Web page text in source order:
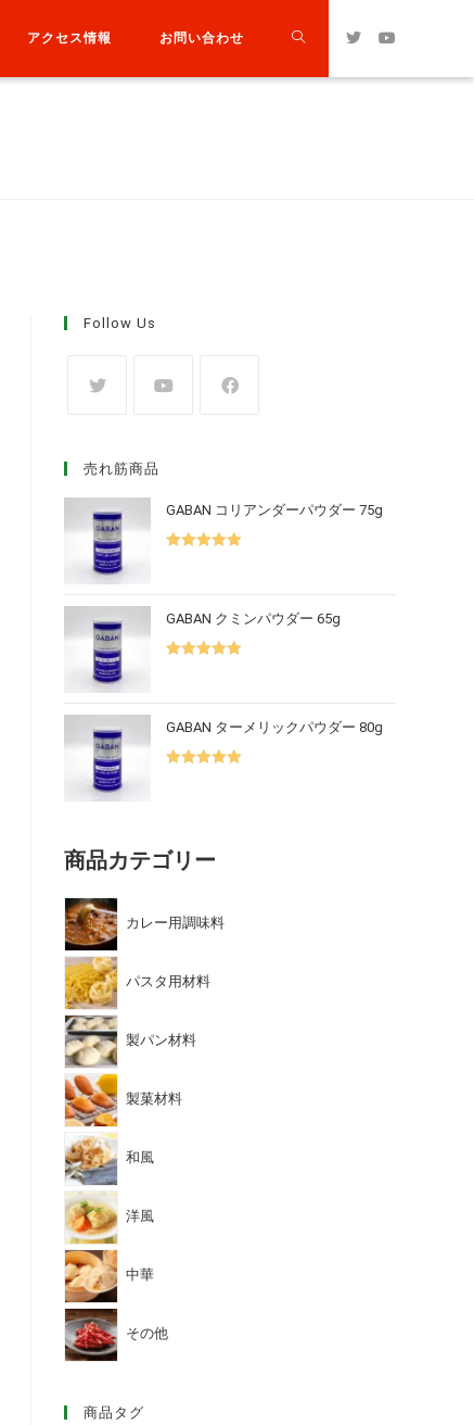
アクセス情報 お問い合わせ
Follow Us
売れ筋商品
GABAN コリアンダーパウダー 75g
GABAN クミンパウダー 65g
GABAN ターメリックパウダー 80g
商品カテゴリー
カレー用調味料
パスタ用材料
製パン材料
製菓材料
和風
洋風
中華
その他
商品タグ